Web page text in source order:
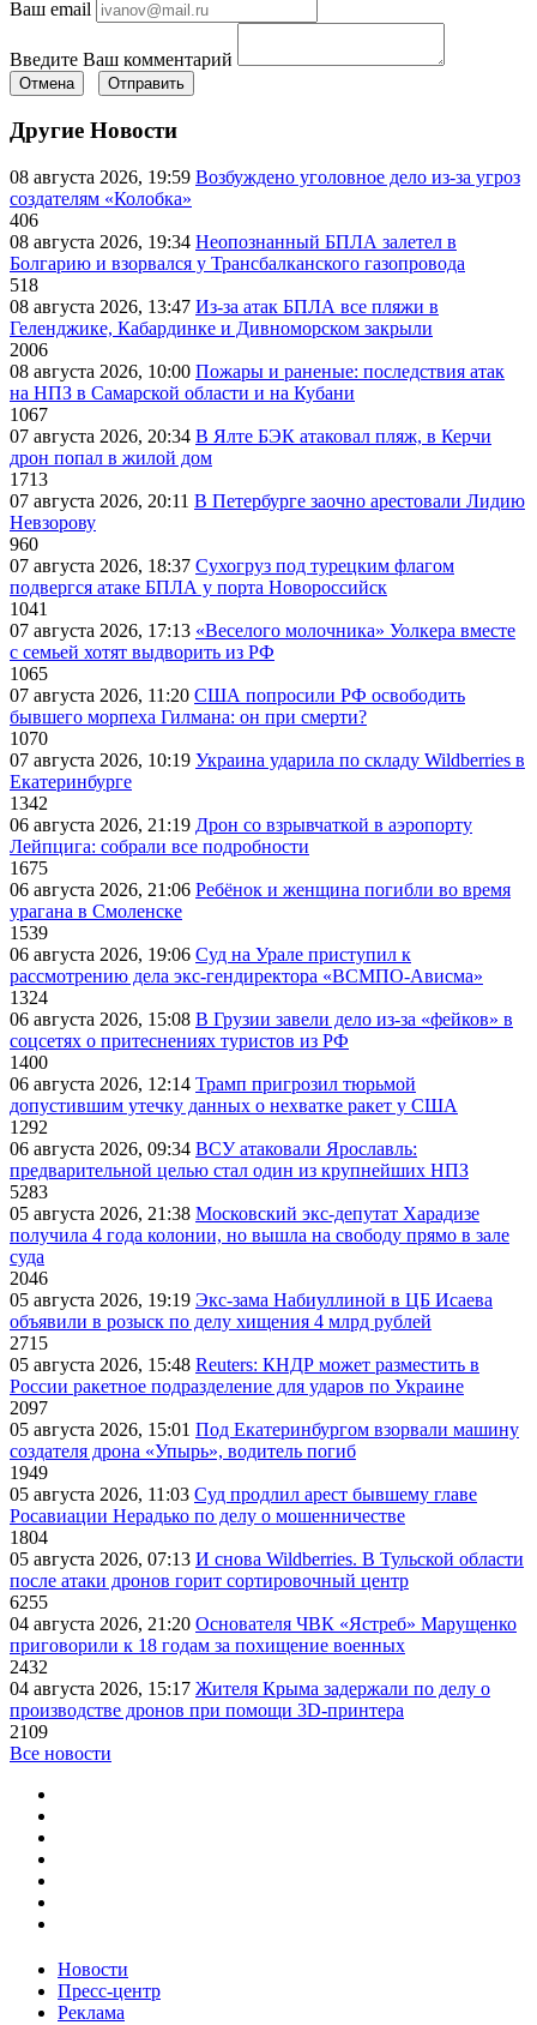
Ваш email
Введите Ваш комментарий
Отмена Отправить
Другие Новости
08 августа 2026, 19:59 Возбуждено уголовное дело из-за угроз
создателям «Колобка»
406
08 августа 2026, 19:34 Неопознанный БПЛА залетел в
Болгарию и взорвался у Трансбалканского газопровода
518
08 августа 2026, 13:47 Из-за атак БПЛА все пляжи в
Геленджике, Кабардинке и Дивноморском закрыли
2006
08 августа 2026, 10:00 Пожары и раненые: последствия атак
на НПЗ в Самарской области и на Кубани
1067
07 августа 2026, 20:34 В Ялте БЭК атаковал пляж, в Керчи
дрон попал в жилой дом
1713
07 августа 2026, 20:11 В Петербурге заочно арестовали Лидию
Невзорову
960
07 августа 2026, 18:37 Сухогруз под турецким флагом
подвергся атаке БПЛА у порта Новороссийск
1041
07 августа 2026, 17:13 «Веселого молочника» Уолкера вместе
с семьей хотят выдворить из РФ
1065
07 августа 2026, 11:20 США попросили РФ освободить
бывшего морпеха Гилмана: он при смерти?
1070
07 августа 2026, 10:19 Украина ударила по складу Wildberries в
Екатеринбурге
1342
06 августа 2026, 21:19 Дрон со взрывчаткой в аэропорту
Лейпцига: собрали все подробности
1675
06 августа 2026, 21:06 Ребёнок и женщина погибли во время
урагана в Смоленске
1539
06 августа 2026, 19:06 Суд на Урале приступил к
рассмотрению дела экс-гендиректора «ВСМПО-Ависма»
1324
06 августа 2026, 15:08 В Грузии завели дело из-за «фейков» в
соцсетях о притеснениях туристов из РФ
1400
06 августа 2026, 12:14 Трамп пригрозил тюрьмой
допустившим утечку данных о нехватке ракет у США
1292
06 августа 2026, 09:34 ВСУ атаковали Ярославль:
предварительной целью стал один из крупнейших НПЗ
5283
05 августа 2026, 21:38 Московский экс-депутат Харадизе
получила 4 года колонии, но вышла на свободу прямо в зале
суда
2046
05 августа 2026, 19:19 Экс-зама Набиуллиной в ЦБ Исаева
объявили в розыск по делу хищения 4 млрд рублей
2715
05 августа 2026, 15:48 Reuters: КНДР может разместить в
России ракетное подразделение для ударов по Украине
2097
05 августа 2026, 15:01 Под Екатеринбургом взорвали машину
создателя дрона «Упырь», водитель погиб
1949
05 августа 2026, 11:03 Суд продлил арест бывшему главе
Росавиации Нерадько по делу о мошенничестве
1804
05 августа 2026, 07:13 И снова Wildberries. В Тульской области
после атаки дронов горит сортировочный центр
6255
04 августа 2026, 21:20 Основателя ЧВК «Ястреб» Марущенко
приговорили к 18 годам за похищение военных
2432
04 августа 2026, 15:17 Жителя Крыма задержали по делу о
производстве дронов при помощи 3D‑принтера
2109
Все новости
Новости
Пресс-центр
Реклама